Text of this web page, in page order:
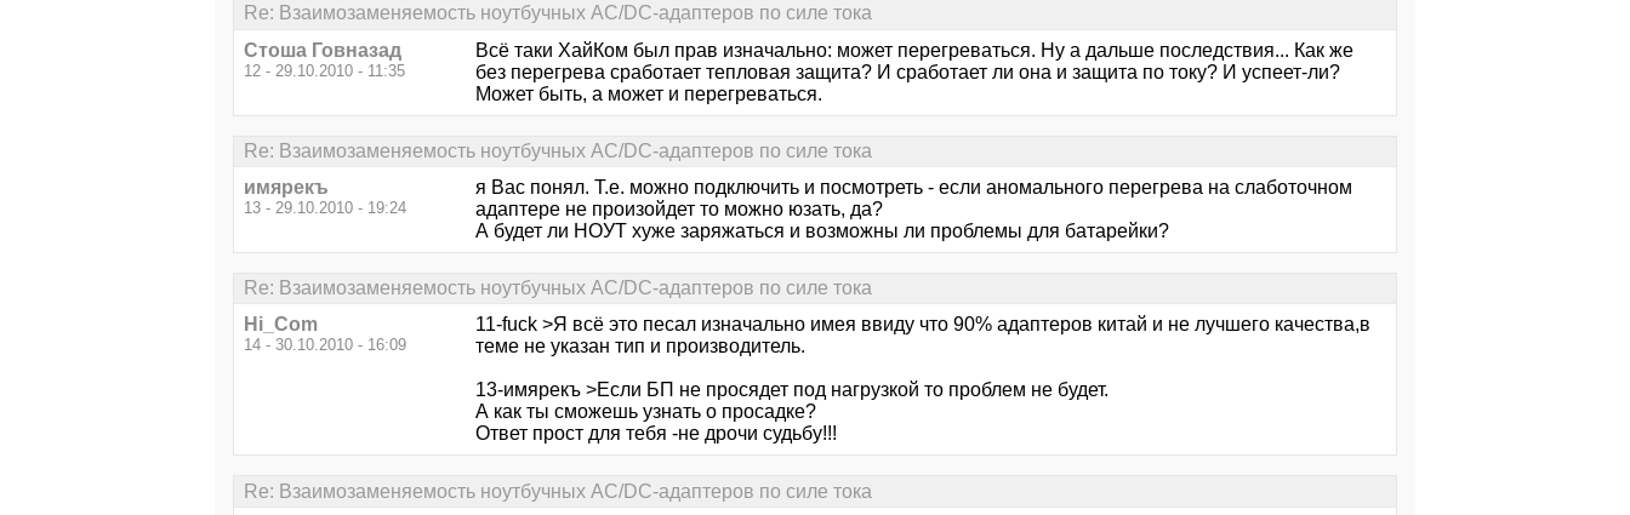
Re: Взаимозаменяемость ноутбучных AC/DC-адаптеров по силе тока
Стоша Говназад
12 - 29.10.2010 - 11:35
Всё таки ХайКом был прав изначально: может перегреваться. Ну а дальше последствия... Как же
без перегрева сработает тепловая защита? И сработает ли она и защита по току? И успеет-ли?
Может быть, а может и перегреваться.
Re: Взаимозаменяемость ноутбучных AC/DC-адаптеров по силе тока
имярекъ
13 - 29.10.2010 - 19:24
я Вас понял. Т.е. можно подключить и посмотреть - если аномального перегрева на слаботочном
адаптере не произойдет то можно юзать, да?
А будет ли НОУТ хуже заряжаться и возможны ли проблемы для батарейки?
Re: Взаимозаменяемость ноутбучных AC/DC-адаптеров по силе тока
Hi_Com
14 - 30.10.2010 - 16:09
11-fuck >Я всё это песал изначально имея ввиду что 90% адаптеров китай и не лучшего качества,в
теме не указан тип и производитель.
13-имярекъ >Если БП не просядет под нагрузкой то проблем не будет.
А как ты сможешь узнать о просадке?
Ответ прост для тебя -не дрочи судьбу!!!
Re: Взаимозаменяемость ноутбучных AC/DC-адаптеров по силе тока